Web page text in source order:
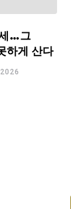
…그
하게 산다